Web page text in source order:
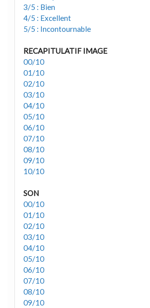
3/5 : Bien
4/5 : Excellent
5/5 : Incontournable
RECAPITULATIF IMAGE
00/10
01/10
02/10
03/10
04/10
05/10
06/10
07/10
08/10
09/10
10/10
SON
00/10
01/10
02/10
03/10
04/10
05/10
06/10
07/10
08/10
09/10